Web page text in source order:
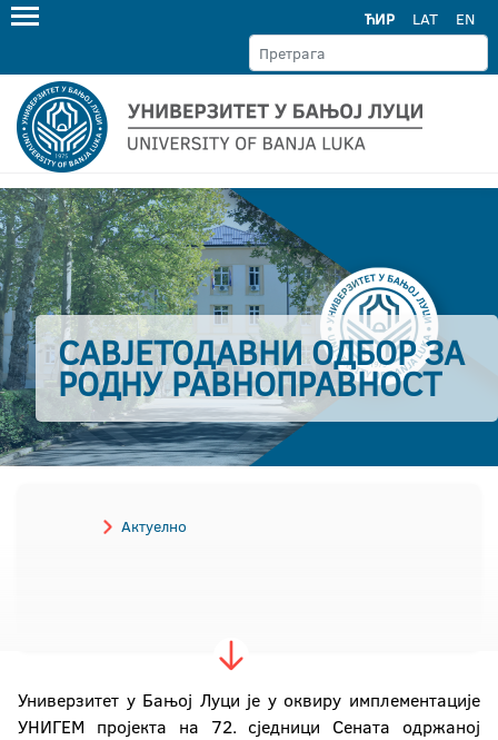
ЋИР LAT EN
САВЈЕТОДАВНИ ОДБОР ЗА
РОДНУ РАВНОПРАВНОСТ
Актуелно
Универзитет у Бањој Луци је у оквиру имплементације
УНИГЕМ пројекта на 72. сједници Сената одржаној